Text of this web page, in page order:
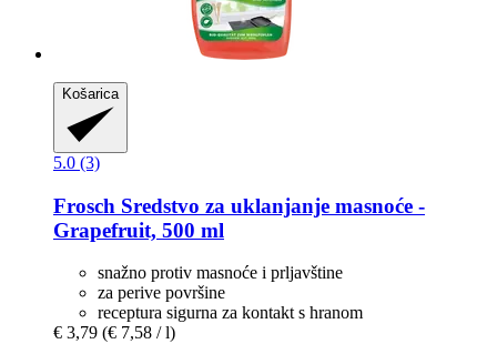
Košarica
5.0 (3)
Frosch Sredstvo za uklanjanje masnoće -​
Grapefruit, 500 ml
snažno protiv masnoće i prljavštine
za perive površine
receptura sigurna za kontakt s hranom
€ 3,79 (€ 7,58 / l)